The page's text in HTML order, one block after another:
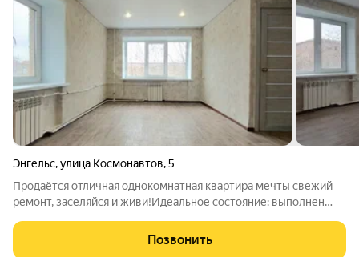
Энгельс,улица Космонавтов,5
Продаётся отличная однокомнатная квартира мечты свежий
ремонт, заселяйся и живи!Идеальное состояние: выполнен
материалами. Никто не жил после него всё как новое!
Квартира тёплая зимой и прохладная
Позвонить